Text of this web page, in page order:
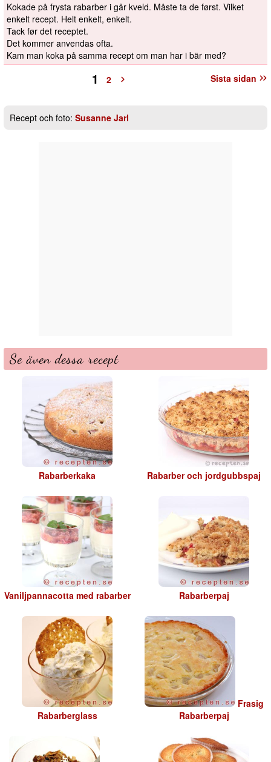
Kokade på frysta rabarber i går kveld. Måste ta de først. Vilket
enkelt recept. Helt enkelt, enkelt.
Tack før det receptet.
Det kommer anvendas ofta.
Kam man koka på samma recept om man har i bär med?
Sista sidan
1 2
Recept och foto: Susanne Jarl
Se även dessa recept
Rabarberkaka Rabarber och jordgubbspaj
Vaniljpannacotta med rabarber Rabarberpaj
Rabarberglass
Frasig
Rabarberpaj